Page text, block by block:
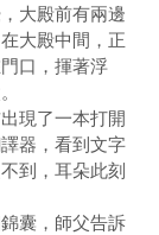
大殿前有兩邊
大殿中間，正
口，揮著浮
現了一本打開
器，看到文字
到，耳朵此刻
囊，師父告訴